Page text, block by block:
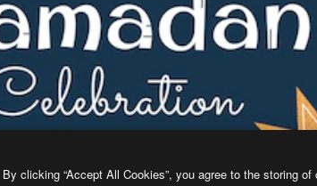
By clicking “Accept All Cookies”, you agree to the storing